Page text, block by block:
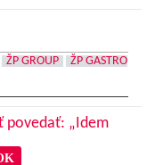
ŽP GROUP
ŽP GASTRO
povedať: „Idem